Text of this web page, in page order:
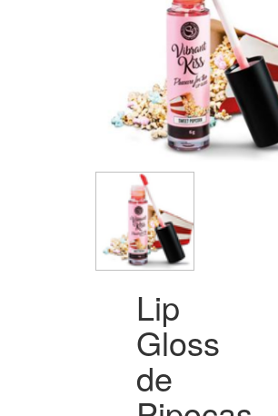
Lip
Gloss
de